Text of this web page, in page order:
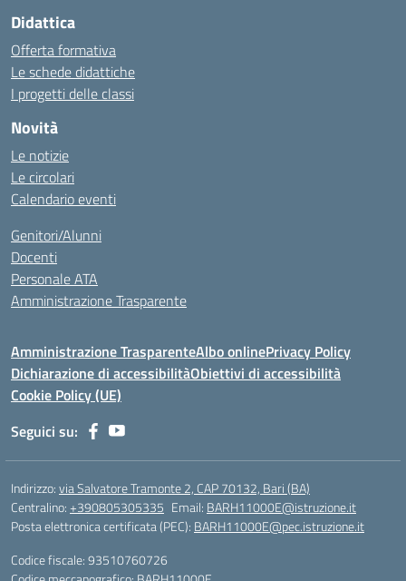
Didattica
Offerta formativa
Le schede didattiche
I progetti delle classi
Novità
Le notizie
Le circolari
Calendario eventi
Genitori/Alunni
Docenti
Personale ATA
Amministrazione Trasparente
Amministrazione TrasparenteAlbo onlinePrivacy Policy
Dichiarazione di accessibilitàObiettivi di accessibilità
Cookie Policy (UE)
Seguici su:
Indirizzo:via Salvatore Tramonte 2, CAP 70132, Bari (BA)
Centralino:+390805305335 Email: BARH11000E@istruzione.it
Posta elettronica certificata (PEC): BARH11000E@pec.istruzione.it
Codice fiscale: 93510760726